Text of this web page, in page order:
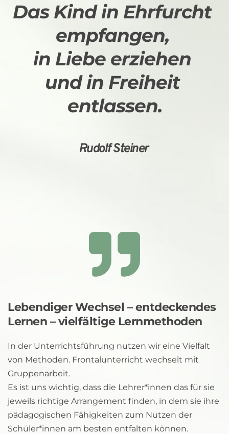
Das Kind in Ehrfurcht
empfangen,
in Liebe erziehen
und in Freiheit
entlassen.
Rudolf Steiner
Lebendiger Wechsel – entdeckendes
Lernen – vielfältige Lernmethoden
In der Unterrichtsführung nutzen wir eine Vielfalt
von Methoden. Frontalunterricht wechselt mit
Gruppenarbeit.
Es ist uns wichtig, dass die Lehrer*innen das für sie
jeweils richtige Arrangement finden, in dem sie ihre
pädagogischen Fähigkeiten zum Nutzen der
Schüler*innen am besten entfalten können.